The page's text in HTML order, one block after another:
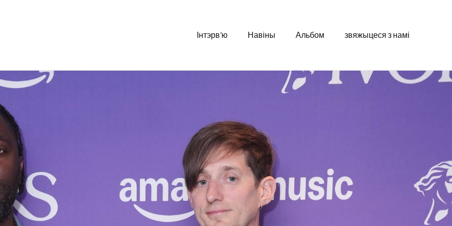
Інтэрв’ю Навіны Альбом звяжыцеся з намі